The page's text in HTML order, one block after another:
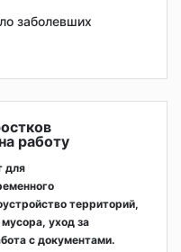
заболевших
работу
для
территорий,
уход за
с документами.